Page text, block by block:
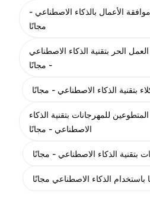
الأعمال بالذكاء الاصطناعي -
مجانًا
الحر بتقنية الذكاء الاصطناعي
- مجانًا
بتقنية الذكاء الاصطناعي - مجانًا
للمهرجانات بتقنية الذكاء
الاصطناعي - مجانًا
بتقنية الذكاء الاصطناعي - مجانًا
باستخدام الذكاء الاصطناعي مجانًا